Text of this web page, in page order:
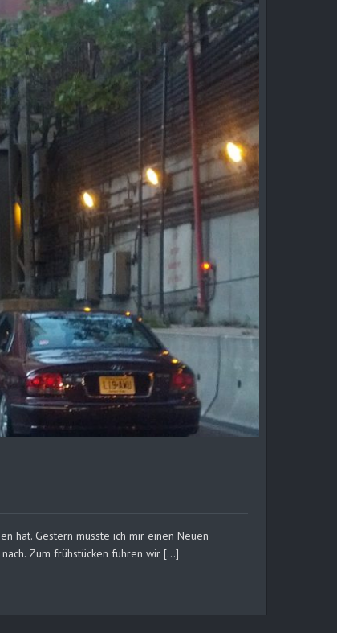
hat. Gestern musste ich mir einen Neuen
Zum frühstücken fuhren wir […]